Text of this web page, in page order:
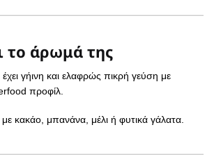
το άρωμά της
γήινη και ελαφρώς πικρή γεύση με
προφίλ.
με κακάο, μπανάνα, μέλι ή φυτικά γάλατα.